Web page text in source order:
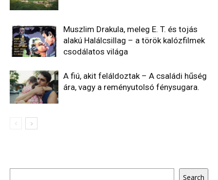
Muszlim Drakula, meleg E. T. és tojás
alakú Halálcsillag – a török kalózfilmek
csodálatos világa
A fiú, akit feláldoztak – A családi hűség
ára, vagy a reményutolsó fénysugara.
Search